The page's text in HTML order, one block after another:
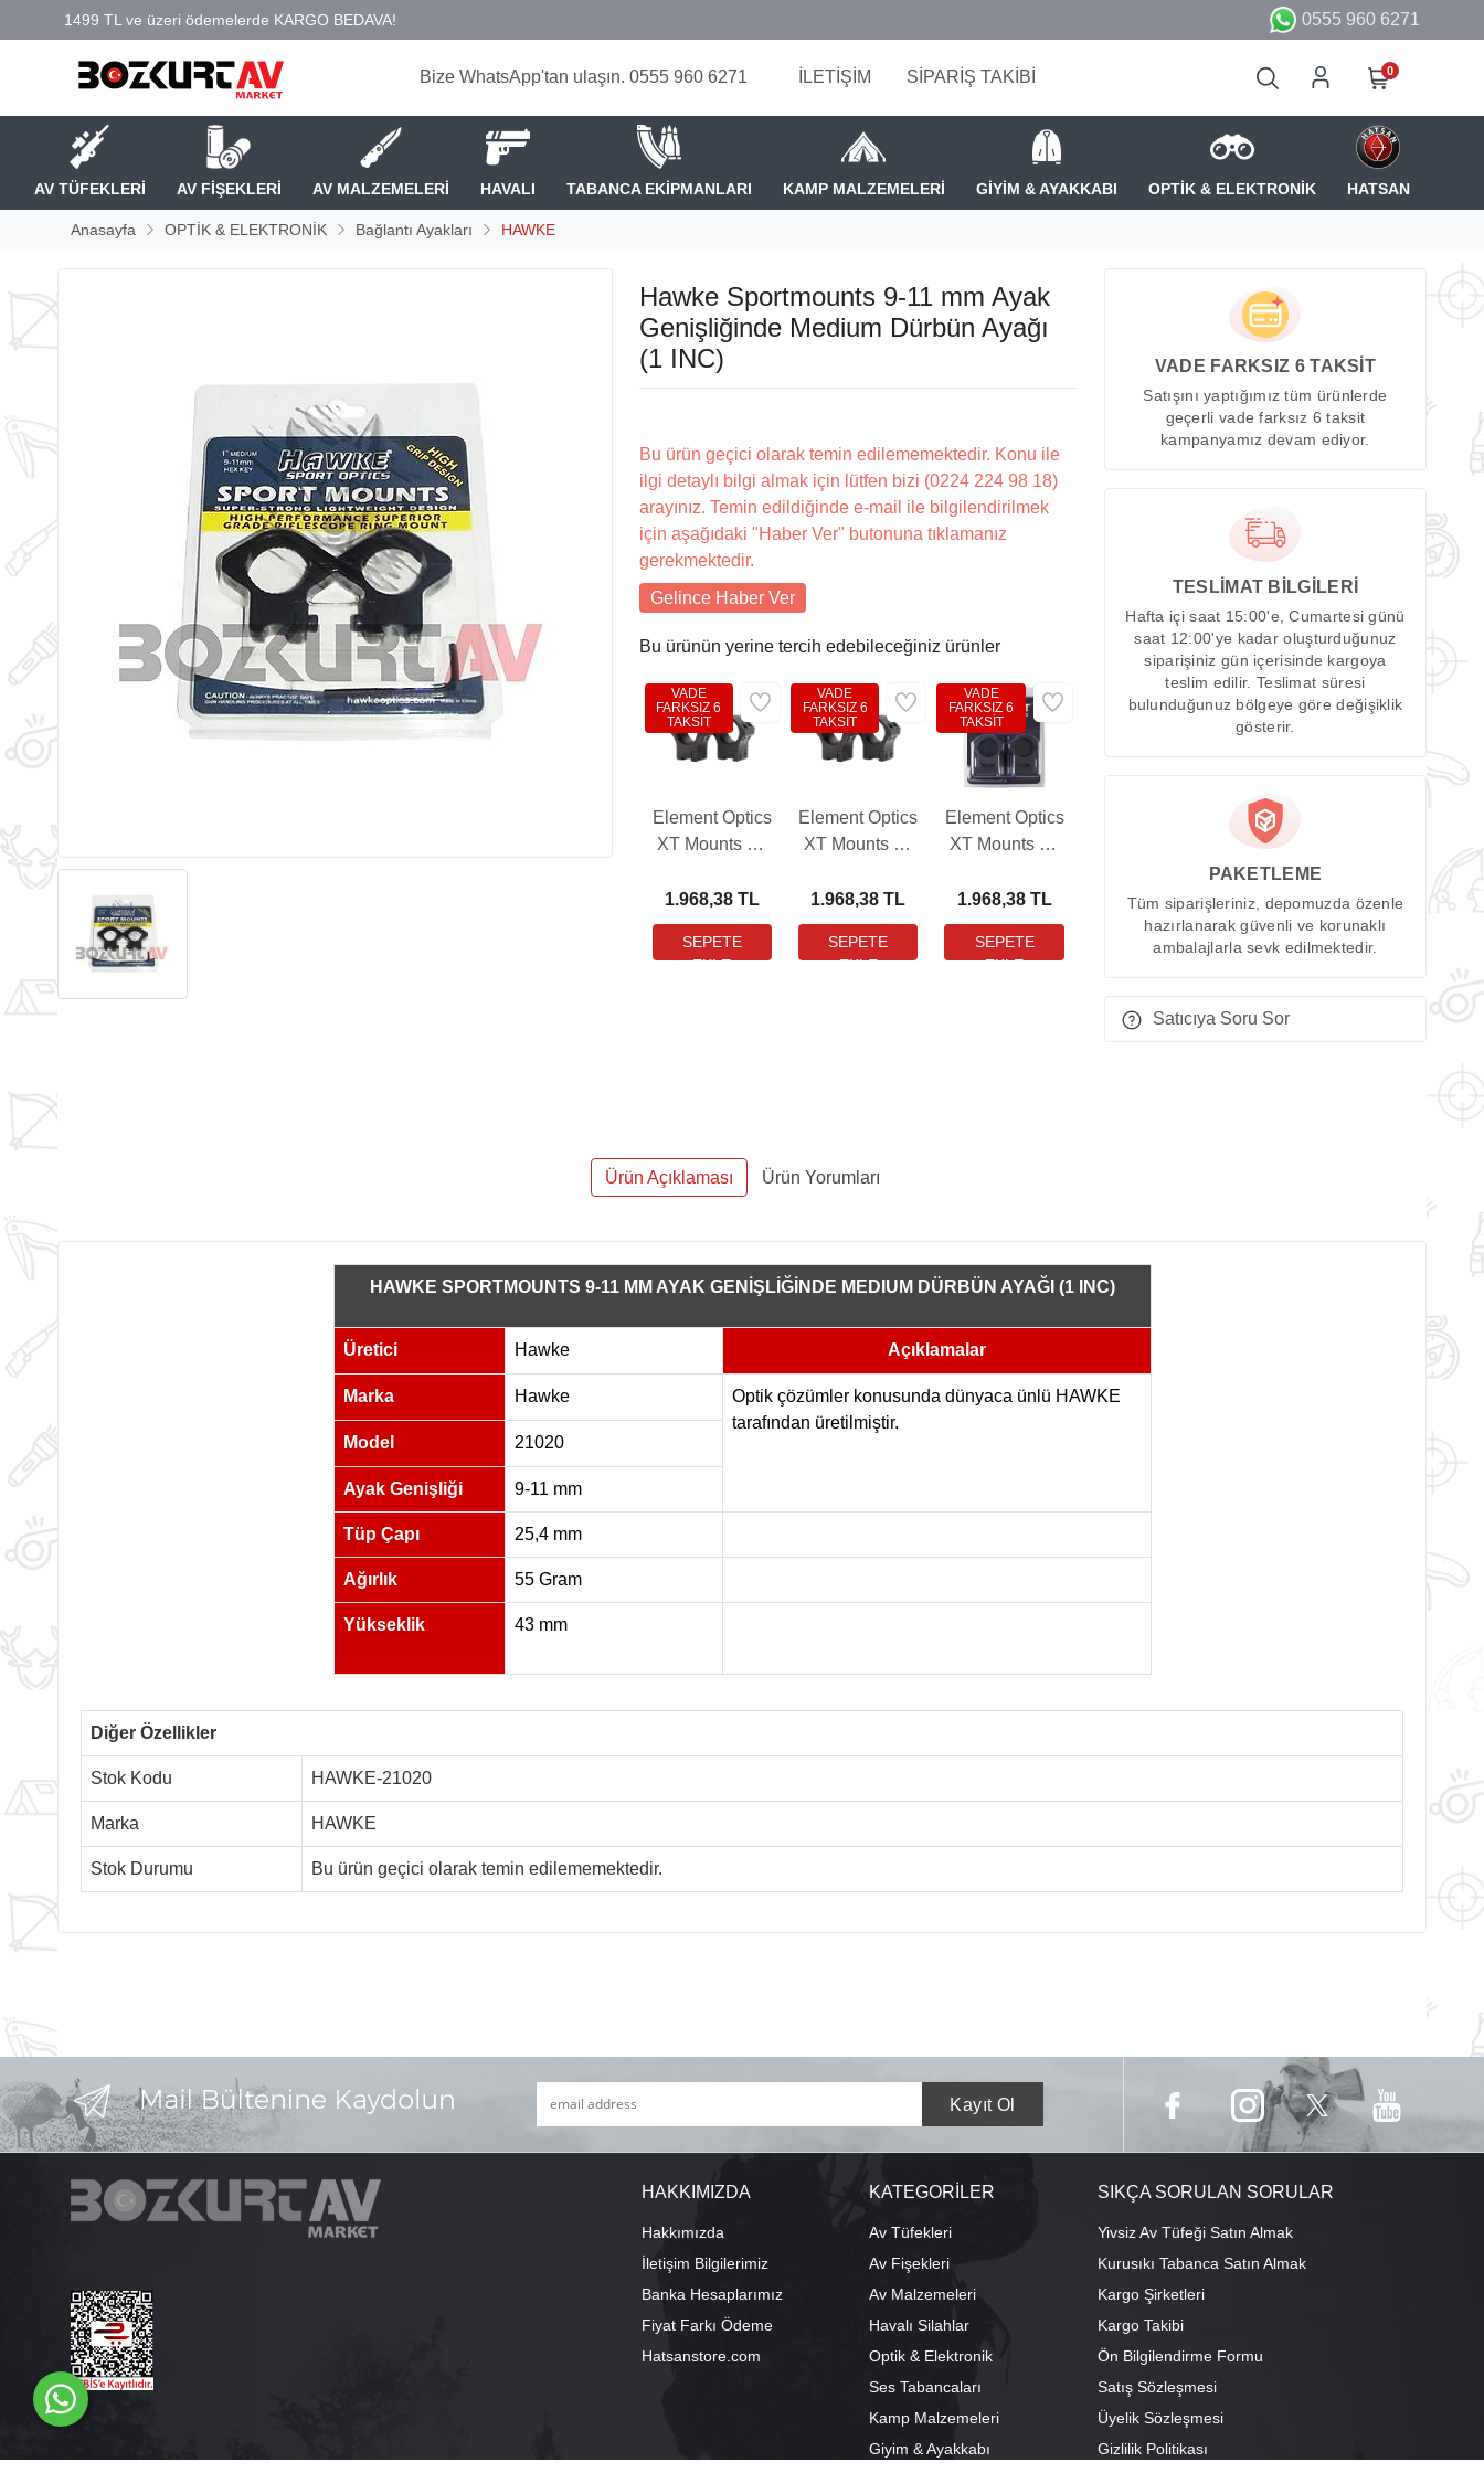
0555 960 6271
Bize WhatsApp'tan ulaşın. 0555 960 6271 İLETİŞİM SİPARİŞ TAKİBİ 0
AV TÜFEKLERİ AV FİŞEKLERİ AV MALZEMELERİ HAVALI TABANCA EKİPMANLARI KAMP MALZEMELERİ GİYİM & AYAKKABI OPTİK & ELEKTRONİK HATSAN
Anasayfa OPTİK & ELEKTRONİK Bağlantı Ayakları HAWKE
Hawke Sportmounts 9-11 mm Ayak
Genişliğinde Medium Dürbün Ayağı
(1 INC)
Bu ürün geçici olarak temin edilememektedir. Konu ile
ilgi detaylı bilgi almak için lütfen bizi (0224 224 98 18)
arayınız. Temin edildiğinde e-mail ile bilgilendirilmek
için aşağıdaki "Haber Ver" butonuna tıklamanız
gerekmektedir.
Gelince Haber Ver
Bu ürünün yerine tercih edebileceğiniz ürünler
Element Optics
XT Mounts 30
Dovetail
Dürbün
Bağlantı Ayağı
1.968,38 TL
VADE
FARKSIZ 6
TAKSİT
Element Optics
XT Mounts 30
Dovetail
Dürbün
Bağlantı Ayağı
1.968,38 TL
VADE
FARKSIZ 6
TAKSİT
Element Optics
XT Mounts 30
Picatinny
Dürbün
Bağlantı Ayağı
1.968,38 TL
VADE
FARKSIZ 6
TAKSİT
VADE FARKSIZ 6 TAKSİT
Satışını yaptığımız tüm ürünlerde
geçerli vade farksız 6 taksit
kampanyamız devam ediyor.
TESLİMAT BİLGİLERİ
Hafta içi saat 15:00'e, Cumartesi günü
saat 12:00'ye kadar oluşturduğunuz
siparişiniz gün içerisinde kargoya
teslim edilir. Teslimat süresi
bulunduğunuz bölgeye göre değişiklik
gösterir.
PAKETLEME
Tüm siparişleriniz, depomuzda özenle
hazırlanarak güvenli ve korunaklı
ambalajlarla sevk edilmektedir.
Satıcıya Soru Sor
Ürün Açıklaması Ürün Yorumları
HAWKE SPORTMOUNTS 9-11 MM AYAK GENİŞLİĞİNDE MEDIUM DÜRBÜN AYAĞI (1 INC)
Üretici Hawke Açıklamalar
Marka Hawke
Optik çözümler konusunda dünyaca ünlü HAWKE
tarafından üretilmiştir.
Model
21020
Ayak Genişliği 9-11 mm
Tüp Çapı 25,4 mm
Ağırlık 55 Gram
Yükseklik 43 mm
Diğer Özellikler
Stok Kodu HAWKE-21020
Marka HAWKE
Stok Durumu Bu ürün geçici olarak temin edilememektedir.
HAKKIMIZDA
Hakkımızda
İletişim Bilgilerimiz
Banka Hesaplarımız
Fiyat Farkı Ödeme
Hatsanstore.com
KATEGORİLER
Av Tüfekleri
Av Fişekleri
Av Malzemeleri
Havalı Silahlar
Optik & Elektronik
Ses Tabancaları
Kamp Malzemeleri
Giyim & Ayakkabı
SIKÇA SORULAN SORULAR
Yivsiz Av Tüfeği Satın Almak
Kurusıkı Tabanca Satın Almak
Kargo Şirketleri
Kargo Takibi
Ön Bilgilendirme Formu
Satış Sözleşmesi
Üyelik Sözleşmesi
Gizlilik Politikası